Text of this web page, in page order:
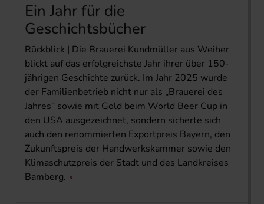
Ein Jahr für die
Geschichtsbücher
Rückblick | Die Brauerei Kundmüller aus Weiher
blickt auf das erfolgreichste Jahr ihrer über 150-
jährigen Geschichte zurück. Im Jahr 2025 wurde
der Familienbetrieb nicht nur als „Brauerei des
Jahres“ sowie mit Gold beim World Beer Cup in
den USA ausgezeichnet, sondern sicherte sich
auch den renommierten Exportpreis Bayern, den
Zukunftspreis der Handwerkskammer sowie den
Klimaschutzpreis der Stadt und des Landkreises
Bamberg.